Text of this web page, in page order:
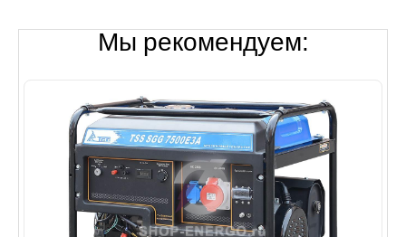
Мы рекомендуем: